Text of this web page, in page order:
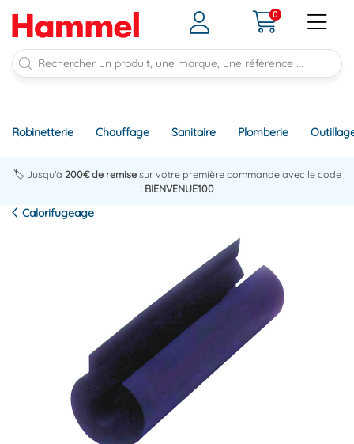
0
Robinetterie Chauffage Sanitaire Plomberie
🏷️ Jusqu'à 200€ de remisesur votre première commande avec le code
: BIENVENUE100
Calorifugeage